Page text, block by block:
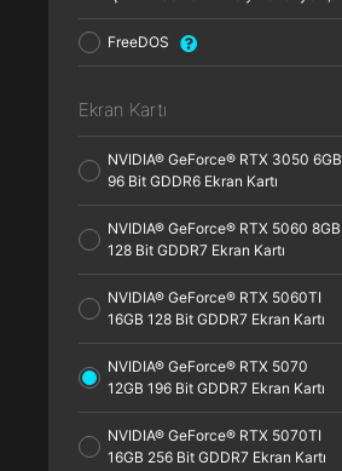
FreeDOS
Ekran Kartı
NVIDIA® GeForce® RTX 3050 6GB
96 Bit GDDR6 Ekran Kartı
NVIDIA® GeForce® RTX 5060 8GB
128 Bit GDDR7 Ekran Kartı
NVIDIA® GeForce® RTX 5060TI
16GB 128 Bit GDDR7 Ekran Kartı
NVIDIA® GeForce® RTX 5070
12GB 196 Bit GDDR7 Ekran Kartı
NVIDIA® GeForce® RTX 5070TI
16GB 256 Bit GDDR7 Ekran Kartı